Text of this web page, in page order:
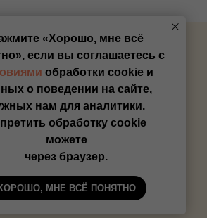
«Хорошо, мне всё
если вы соглашаетесь с
обработки cookie и
о поведении на сайте,
нам для аналитики.
обработку cookie
можете
через браузер.
МНЕ ВСЁ ПОНЯТНО
Оплата
Прайс